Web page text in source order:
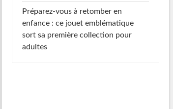
Préparez-vous à retomber en
enfance : ce jouet emblématique
sort sa première collection pour
adultes